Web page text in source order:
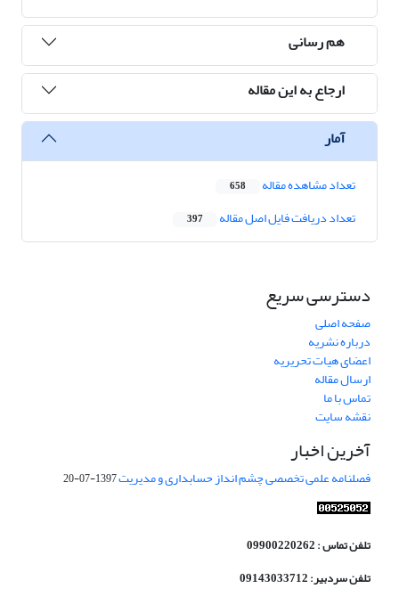
هم رسانی
ارجاع به این مقاله
آمار
تعداد مشاهده مقاله 658
تعداد دریافت فایل اصل مقاله 397
دسترسی سریع
صفحه اصلی
درباره نشریه
اعضای هیات تحریریه
ارسال مقاله
تماس با ما
نقشه سایت
آخرین اخبار
فصلنامه علمی تخصصی چشم انداز حسابداری و مدیریت1397-07-20
تلفن تماس : 09900220262
تلفن سردبیر: 09143033712